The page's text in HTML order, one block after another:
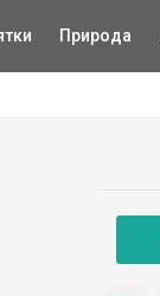
Природа